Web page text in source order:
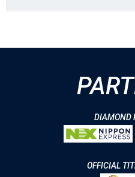
DIAMOND
OFFICIAL